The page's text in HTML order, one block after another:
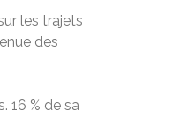
les trajets
des
16 % de sa